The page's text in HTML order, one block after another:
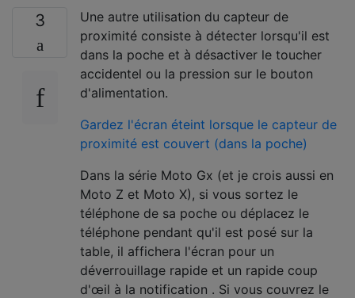
3
Une autre utilisation du capteur de
proximité consiste à détecter lorsqu'il est
dans la poche et à désactiver le toucher
accidentel ou la pression sur le bouton
d'alimentation.
Gardez l'écran éteint lorsque le capteur de
proximité est couvert (dans la poche)
Dans la série Moto Gx (et je crois aussi en
Moto Z et Moto X), si vous sortez le
téléphone de sa poche ou déplacez le
téléphone pendant qu'il est posé sur la
table, il affichera l'écran pour un
déverrouillage rapide et un rapide coup
d'œil à la notification . Si vous couvrez le